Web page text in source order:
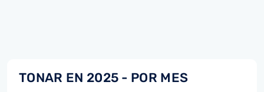
TONAR EN 2025 - POR MES